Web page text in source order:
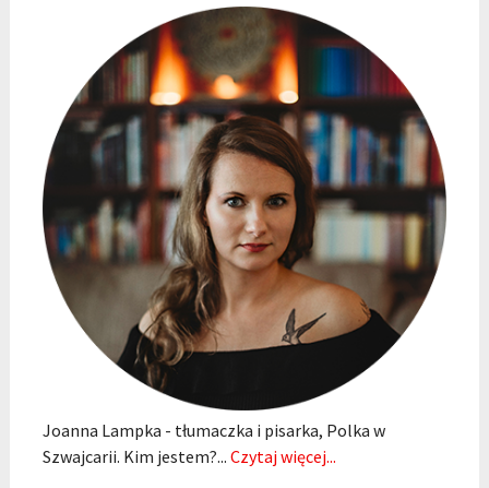
Joanna Lampka - tłumaczka i pisarka, Polka w
Szwajcarii. Kim jestem?... Czytaj więcej...